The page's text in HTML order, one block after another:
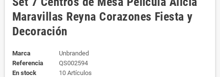
Maravillas Reyna Corazones Fiesta y
Decoración
Marca
Unbranded
Referencia
QS002594
En stock
10 Artículos